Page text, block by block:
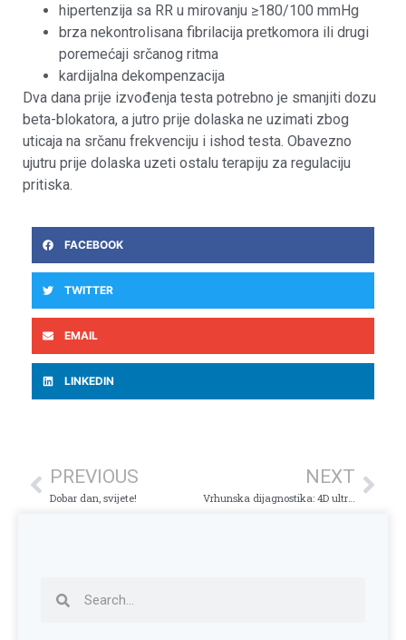
hipertenzija sa RR u mirovanju ≥180/100 mmHg
brza nekontrolisana fibrilacija pretkomora ili drugi
poremećaji srčanog ritma
kardijalna dekompenzacija
Dva dana prije izvođenja testa potrebno je smanjiti dozu
beta-blokatora, a jutro prije dolaska ne uzimati zbog
uticaja na srčanu frekvenciju i ishod testa. Obavezno
ujutru prije dolaska uzeti ostalu terapiju za regulaciju
pritiska.
FACEBOOK
TWITTER
EMAIL
LINKEDIN
PREVIOUS
Dobar dan, svijete!
NEXT
Vrhunska dijagnostika: 4D ultrazvuk srca u Plava Medical Group